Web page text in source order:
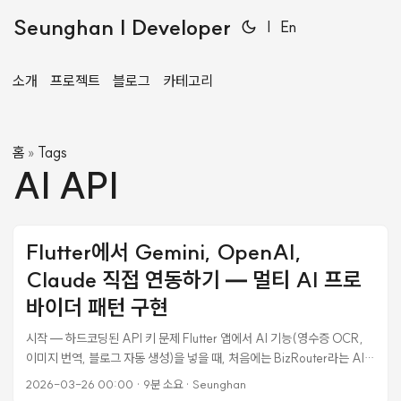
Seunghan | Developer | En
소개 프로젝트 블로그 카테고리
홈 » Tags
AI API
Flutter에서 Gemini, OpenAI,
Claude 직접 연동하기 — 멀티 AI 프로
바이더 패턴 구현
시작 — 하드코딩된 API 키 문제 Flutter 앱에서 AI 기능(영수증 OCR,
이미지 번역, 블로그 자동 생성)을 넣을 때, 처음에는 BizRouter라는 AI
프록시 서비스를 썼다. 모든 요청을 하나의 엔드포인트로 보내면 내부에서
2026-03-26 00:00 · 9분 소요· Seunghan